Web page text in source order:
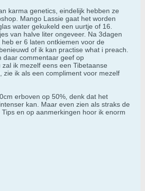
karma genetics, eindelijk hebben ze
Mango Lassie gaat het worden
water gekukeld een uurtje of 16.
van halve liter ongeveer. Na 3dagen
er 6 laten ontkiemen voor de
of ik kan practise what i preach.
daar commentaar geef op
ik mezelf eens een Tibetaanse
zie ik als een compliment voor mezelf
erboven op 50%, denk dat het
kan. Maar even zien als straks de
en op aanmerkingen hoor ik enorm